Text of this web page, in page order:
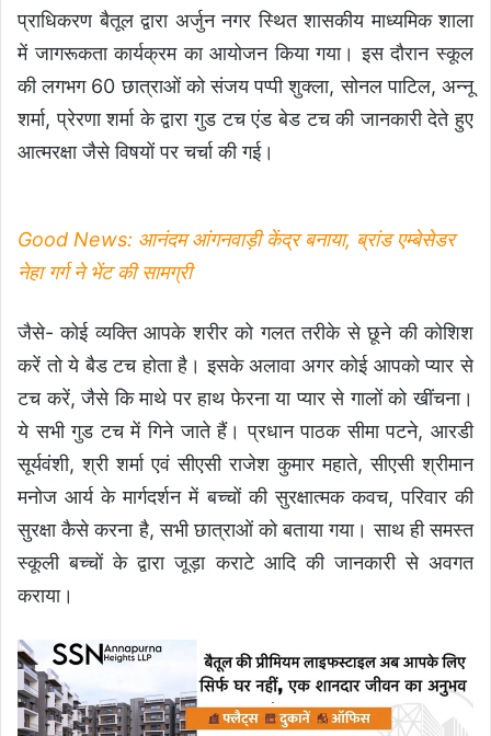
प्राधिकरण बैतूल द्वारा अर्जुन नगर स्थित शासकीय माध्यमिक शाला
में जागरूकता कार्यक्रम का आयोजन किया गया। इस दौरान स्कूल
की लगभग 60 छात्राओं को संजय पप्पी शुक्ला, सोनल पाटिल, अन्नू
शर्मा, प्रेरणा शर्मा के द्वारा गुड टच एंड बेड टच की जानकारी देते हुए
आत्मरक्षा जैसे विषयों पर चर्चा की गई।
Good News: आनंदम आंगनवाड़ी केंद्र बनाया, ब्रांड एम्बेसेडर
नेहा गर्ग ने भेंट की सामग्री
जैसे- कोई व्यक्ति आपके शरीर को गलत तरीके से छूने की कोशिश
करें तो ये बैड टच होता है। इसके अलावा अगर कोई आपको प्यार से
टच करें, जैसे कि माथे पर हाथ फेरना या प्यार से गालों को खींचना।
ये सभी गुड टच में गिने जाते हैं। प्रधान पाठक सीमा पटने, आरडी
सूर्यवंशी, श्री शर्मा एवं सीएसी राजेश कुमार महाते, सीएसी श्रीमान
मनोज आर्य के मार्गदर्शन में बच्चों की सुरक्षात्मक कवच, परिवार की
सुरक्षा कैसे करना है, सभी छात्राओं को बताया गया। साथ ही समस्त
स्कूली बच्चों के द्वारा जूड़ा कराटे आदि की जानकारी से अवगत
कराया।